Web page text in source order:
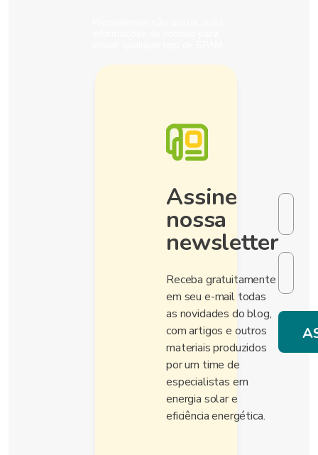
Assine
nossa
newsletter
Receba gratuitamente
em seu e-mail todas
as novidades do blog,
com artigos e outros
materiais produzidos
por um time de
especialistas em
energia solar e
eficiência energética.